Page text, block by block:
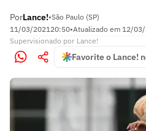
PorLance!•São Paulo (SP)
11/03/202120:50•Atualizado em 12/
Supervisionado por Lance!
Favorite o Lance!